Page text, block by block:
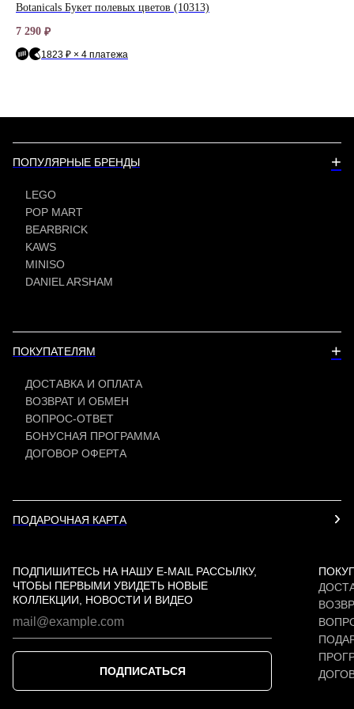
Botanicals Букет полевых цветов (10313)
7 290 ₽
1823 ₽ × 4 платежа
ПОПУЛЯРНЫЕ БРЕНДЫ +
LEGO
POP MART
BEARBRICK
KAWS
MINISO
DANIEL ARSHAM
ПОКУПАТЕЛЯМ +
ДОСТАВКА И ОПЛАТА
ВОЗВРАТ И ОБМЕН
ВОПРОС-ОТВЕТ
БОНУСНАЯ ПРОГРАММА
ДОГОВОР ОФЕРТА
ПОДАРОЧНАЯ КАРТА
ПОДПИШИТЕСЬ НА НАШУ E-MAIL РАССЫЛКУ,
ЧТОБЫ ПЕРВЫМИ УВИДЕТЬ НОВЫЕ
КОЛЛЕКЦИИ, НОВОСТИ И ВИДЕО
ПОДПИСАТЬСЯ